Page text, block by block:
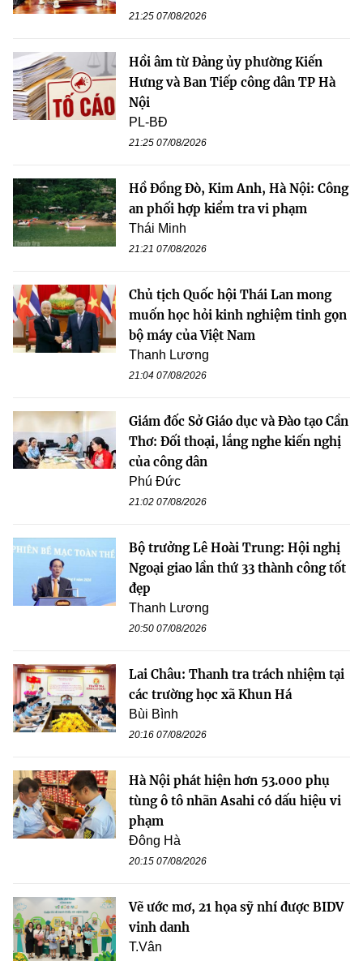
21:25 07/08/2026
Hồi âm từ Đảng ủy phường Kiến
Hưng và Ban Tiếp công dân TP Hà
Nội
PL-BĐ
21:25 07/08/2026
Hồ Đồng Đò, Kim Anh, Hà Nội: Công
an phối hợp kiểm tra vi phạm
Thái Minh
21:21 07/08/2026
Chủ tịch Quốc hội Thái Lan mong
muốn học hỏi kinh nghiệm tinh gọn
bộ máy của Việt Nam
Thanh Lương
21:04 07/08/2026
Giám đốc Sở Giáo dục và Đào tạo Cần
Thơ: Đối thoại, lắng nghe kiến nghị
của công dân
Phú Đức
21:02 07/08/2026
Bộ trưởng Lê Hoài Trung: Hội nghị
Ngoại giao lần thứ 33 thành công tốt
đẹp
Thanh Lương
20:50 07/08/2026
Lai Châu: Thanh tra trách nhiệm tại
các trường học xã Khun Há
Bùi Bình
20:16 07/08/2026
Hà Nội phát hiện hơn 53.000 phụ
tùng ô tô nhãn Asahi có dấu hiệu vi
phạm
Đông Hà
20:15 07/08/2026
Vẽ ước mơ, 21 họa sỹ nhí được BIDV
vinh danh
T.Vân